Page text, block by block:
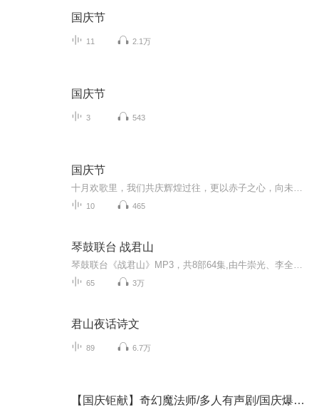
国庆节
11 2.1万
国庆节
3 543
国庆节
10 465
琴鼓联台 战君山
65 3万
君山夜话诗文
89 6.7万
【国庆钜献】奇幻魔法师/多人有声剧/国庆爆更七天乐